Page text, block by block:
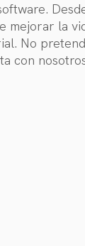
mejorar la
No
con